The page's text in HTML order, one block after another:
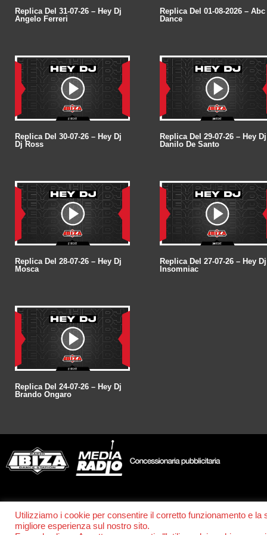
Replica Del 31-07-26 – Hey Dj
Angelo Ferreri
Replica Del 01-08-2026 – Abc
Dance
Replica Del 30-07-26 – Hey Dj
Dj Ross
Replica Del 29-07-26 – Hey Dj
Danilo De Santo
Replica Del 28-07-26 – Hey Dj
Mosca
Replica Del 27-07-26 – Hey Dj
Insomniac
Replica Del 24-07-26 – Hey Dj
Brando Ongaro
© POWER RADIO srl | C.F. e P.IVA 06157210631
Utilizziamo i cookie per consentire il corretto funzionamento e
migliore esperienza sul nostro sito.